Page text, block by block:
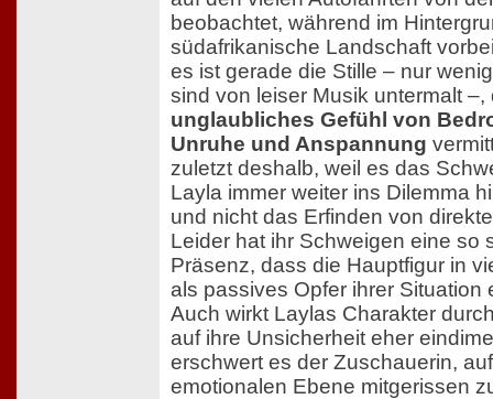
beobachtet, während im
südafrikanische Landschaft
es ist gerade die Stille – nur
sind von leiser Musik untermalt –,
unglaubliches Gefühl von
Unruhe und Anspannung
zuletzt deshalb, weil es das
Layla immer weiter ins Dilemma
und nicht das Erfinden von
Leider hat ihr Schweigen eine so
Präsenz, dass die Hauptfigur in
als passives Opfer ihrer Situation
Auch wirkt Laylas Charakter
auf ihre Unsicherheit eher
erschwert es der Zuschauerin,
emotionalen Ebene mitgerissen